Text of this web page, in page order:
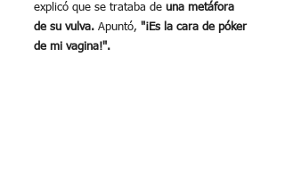
explicó que se trataba de una metáfora
de su vulva. Apuntó, "¡Es la cara de póker
de mi vagina!".